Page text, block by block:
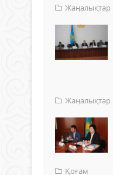
Жаңалықтар
Жаңалықтар
Қоғам